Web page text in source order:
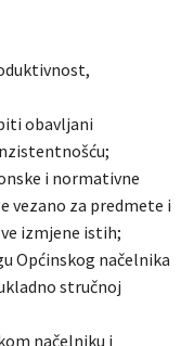
obavljani
i normativne
vezano za predmete i
izmjene istih;
Općinskog načelnika
stručnoj
načelniku i